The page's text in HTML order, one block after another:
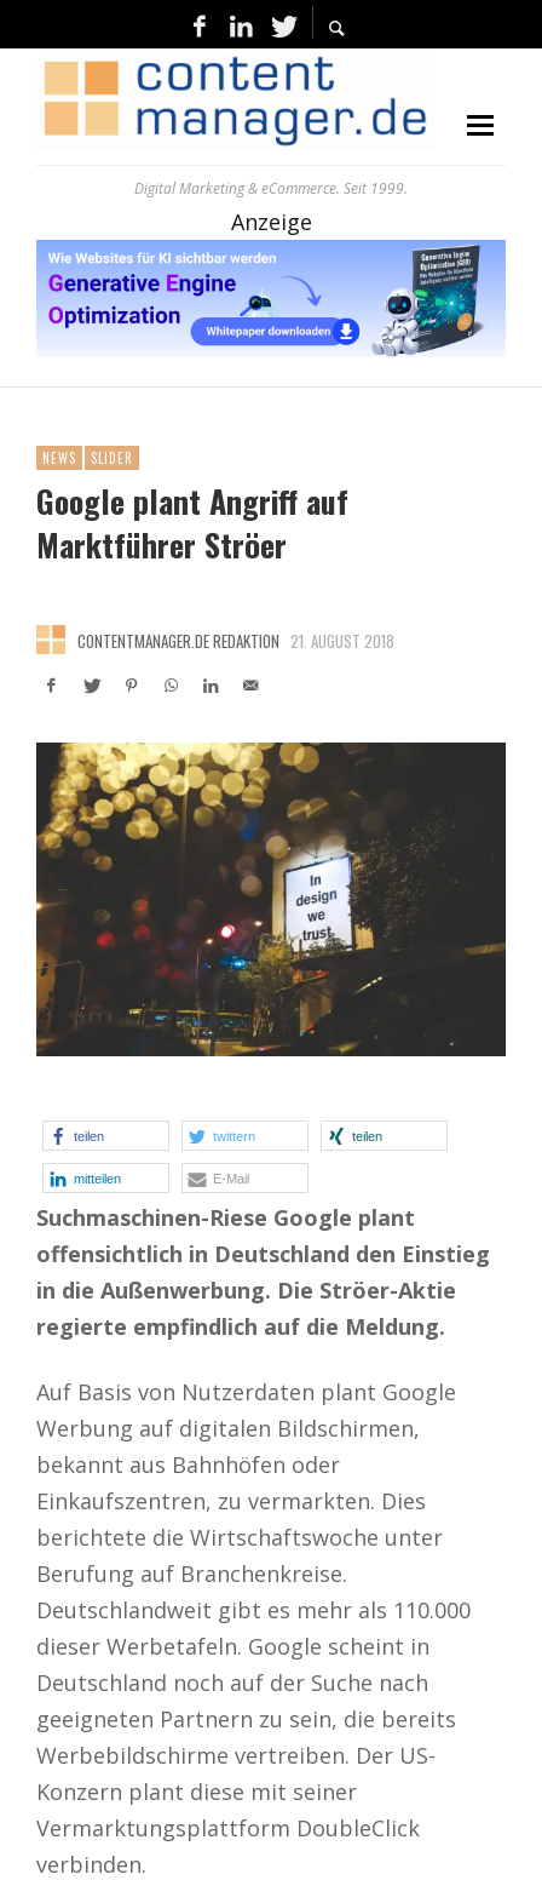
Digital Marketing & eCommerce. Seit 1999.
Anzeige
NEWS SLIDER
Google plant Angriff auf
Marktführer Ströer
CONTENTMANAGER.DE REDAKTION 21. AUGUST 2018
teilen twittern teilen
mitteilen E-Mail
Suchmaschinen-Riese Google plant
offensichtlich in Deutschland den Einstieg
in die Außenwerbung. Die Ströer-Aktie
regierte empfindlich auf die Meldung.
Auf Basis von Nutzerdaten plant Google
Werbung auf digitalen Bildschirmen,
bekannt aus Bahnhöfen oder
Einkaufszentren, zu vermarkten. Dies
berichtete die Wirtschaftswoche unter
Berufung auf Branchenkreise.
Deutschlandweit gibt es mehr als 110.000
dieser Werbetafeln. Google scheint in
Deutschland noch auf der Suche nach
geeigneten Partnern zu sein, die bereits
Werbebildschirme vertreiben. Der US-
Konzern plant diese mit seiner
Vermarktungsplattform DoubleClick
verbinden.